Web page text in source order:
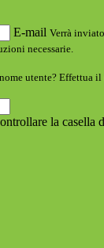
E-mail Verrà
necessarie.
utente? Effettua il
la casella